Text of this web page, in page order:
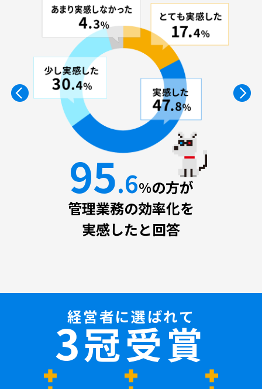
95.6%の方が
メッキー派遣管理を
オススメしたいと回答
経営者に選ばれて
3冠受賞